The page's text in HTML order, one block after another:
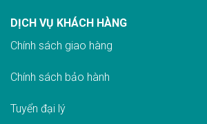
DỊCH VỤ KHÁCH HÀNG
Chính sách giao hàng
Chính sách bảo hành
Tuyển đại lý